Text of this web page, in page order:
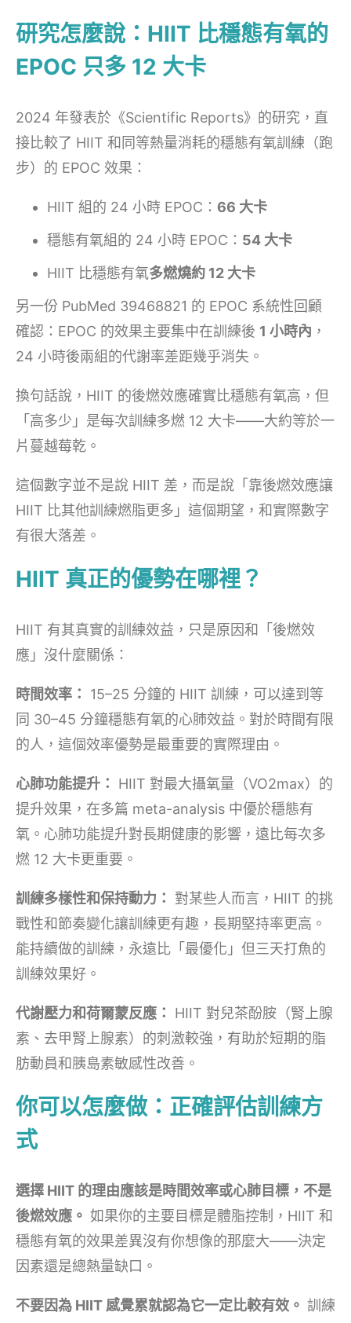
研究怎麼說：HIIT 比穩態有氧的
EPOC 只多 12 大卡
2024 年發表於《Scientific Reports》的研究，直
接比較了 HIIT 和同等熱量消耗的穩態有氧訓練（跑
步）的 EPOC 效果：
HIIT 組的 24 小時 EPOC： 66 大卡
穩態有氧組的 24 小時 EPOC： 54 大卡
HIIT 比穩態有氧多燃燒約 12 大卡
另一份 PubMed 39468821 的 EPOC 系統性回顧
確認：EPOC 的效果主要集中在訓練後 1 小時內 ，
24 小時後兩組的代謝率差距幾乎消失。
換句話說，HIIT 的後燃效應確實比穩態有氧高，但
「高多少」是每次訓練多燃 12 大卡——大約等於一
片蔓越莓乾。
這個數字並不是說 HIIT 差，而是說「靠後燃效應讓
HIIT 比其他訓練燃脂更多」這個期望，和實際數字
有很大落差。
HIIT 真正的優勢在哪裡？
HIIT 有其真實的訓練效益，只是原因和「後燃效
應」沒什麼關係：
時間效率：
15–25 分鐘的 HIIT 訓練，可以達到等
同 30–45 分鐘穩態有氧的心肺效益。對於時間有限
的人，這個效率優勢是最重要的實際理由。
心肺功能提升：
HIIT 對最大攝氧量（VO2max）的
提升效果，在多篇 meta-analysis 中優於穩態有
氧。心肺功能提升對長期健康的影響，遠比每次多
燃 12 大卡更重要。
訓練多樣性和保持動力：
對某些人而言，HIIT 的挑
戰性和節奏變化讓訓練更有趣，長期堅持率更高。
能持續做的訓練，永遠比「最優化」但三天打魚的
訓練效果好。
代謝壓力和荷爾蒙反應：
HIIT 對兒茶酚胺（腎上腺
素、去甲腎上腺素）的刺激較強，有助於短期的脂
肪動員和胰島素敏感性改善。
你可以怎麼做：正確評估訓練方
式
選擇 HIIT 的理由應該是時間效率或心肺目標，不是
後燃效應。 如果你的主要目標是體脂控制，HIIT 和
穩態有氧的效果差異沒有你想像的那麼大——決定
因素還是總熱量缺口。
不要因為 HIIT 感覺累就認為它一定比較有效。 訓練